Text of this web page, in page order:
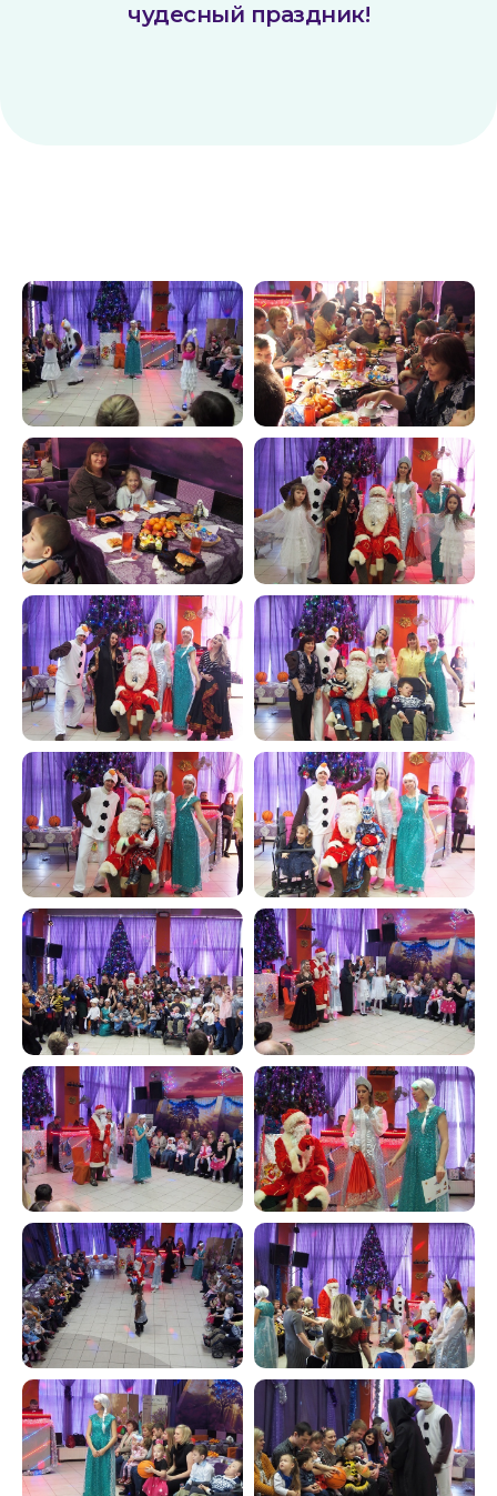
чудесный праздник!
Контакты
Фактический адрес:
454112, Челябинск, Пр. Победы 290
Юридический адрес:
454112, Челябинск, Пр. Победы 290,
помещ.1
Наименование:
АНО по оказанию
медицинской и реабилитационной
помощи «Служба милосердия «КИЯ»
Реквизиты
Вконтакте
(Реабилитация)
(Грантовые проекты)
@sm.kiya
@kiya.deti74
Адрес
454112, г. Челябинск,
проспект Победы, 290 Б.
График работы
ПН-ПТ. 9:00-20:00
СБ.,ВС. выходной
Телефон
+7 (351) 214-42-22
E-mail
kiya.deti@mail.ru